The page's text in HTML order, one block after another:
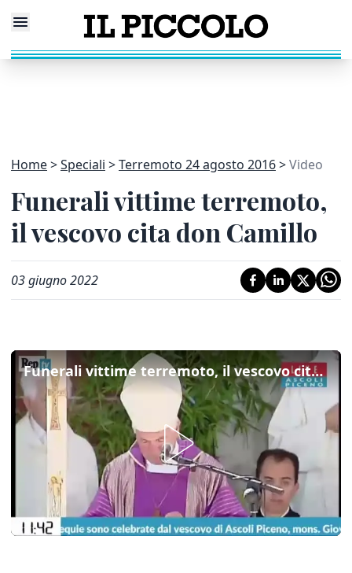
Home Speciali Terremoto 24 agosto 2016 Video
Funerali vittime terremoto,
il vescovo cita don Camillo
03 giugno 2022
Funerali vittime terremoto, il vescovo cita don Camillo